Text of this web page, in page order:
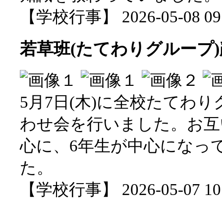
【学校行事】 2026-05-08
若草班(たてわりグループ
5月7日(木)に全校たてわ
わせ会を行いました。お
心に、6年生が中心になっ
た。
【学校行事】 2026-05-07